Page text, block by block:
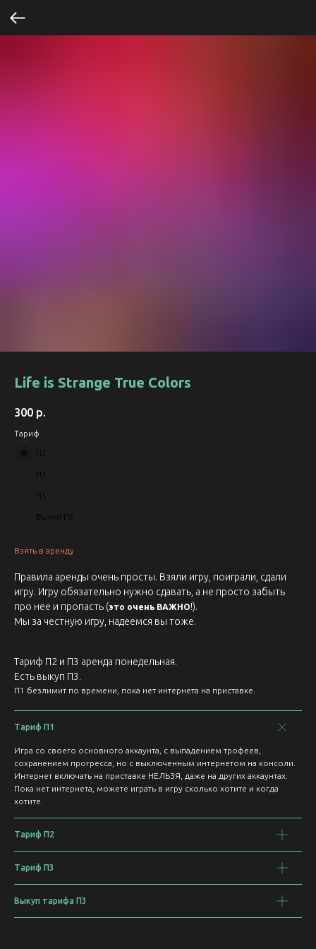
Life is Strange True Colors
300 р.
Тариф
П2
П3
П1
Выкуп П3
Взять в аренду
Правила аренды очень просты. Взяли игру, поиграли, сдали
игру. Игру обязательно нужно сдавать, а не просто забыть
про нее и пропасть (это очень ВАЖНО!).
Мы за честную игру, надеемся вы тоже.
Тариф П2 и П3 аренда понедельная.
Есть выкуп П3.
П1 безлимит по времени, пока нет интернета на приставке.
Тариф П1
Игра со своего основного аккаунта, с выпадением трофеев,
сохранением прогресса, но с выключенным интернетом на консоли.
Интернет включать на приставке НЕЛЬЗЯ, даже на других аккаунтах.
Пока нет интернета, можете играть в игру сколько хотите и когда
хотите.
Тариф П2
Тариф П3
Выкуп тарифа П3